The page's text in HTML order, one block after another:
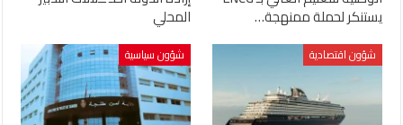
يستنكر لحملة ممنهجة… المحلي
شؤون اقتصادية شؤون سياسية